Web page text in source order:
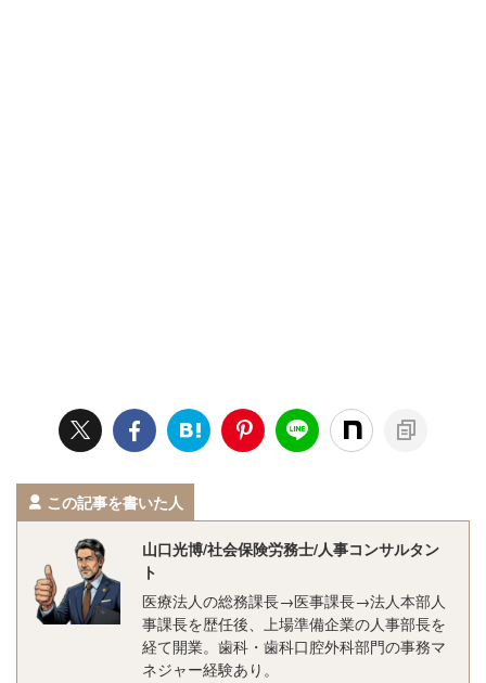
この記事を書いた人
山口光博/社会保険労務士/人事コンサルタン
ト
医療法人の総務課長→医事課長→法人本部人
事課長を歴任後、上場準備企業の人事部長を
経て開業。歯科・歯科口腔外科部門の事務マ
ネジャー経験あり。